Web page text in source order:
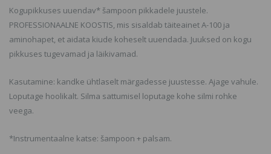
Kogupikkuses uuendav* šampoon pikkadele juustele.
PROFESSIONAALNE KOOSTIS, mis sisaldab täiteainet A-100 ja
aminohapet, et aidata kiude koheselt uuendada. Juuksed on kogu
pikkuses tugevamad ja läikivamad.
Kasutamine: kandke ühtlaselt märgadesse juustesse. Ajage vahule.
Loputage hoolikalt. Silma sattumisel loputage kohe silmi rohke
veega.
*Instrumentaalne katse: šampoon + palsam.